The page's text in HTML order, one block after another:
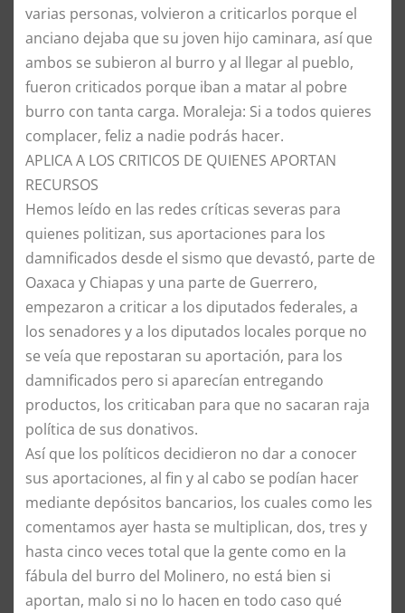
varias personas, volvieron a criticarlos porque el
anciano dejaba que su joven hijo caminara, así que
ambos se subieron al burro y al llegar al pueblo,
fueron criticados porque iban a matar al pobre
burro con tanta carga. Moraleja: Si a todos quieres
complacer, feliz a nadie podrás hacer.
​APLICA A LOS CRITICOS DE QUIENES APORTAN
RECURSOS
​Hemos leído en las redes críticas severas para
quienes politizan, sus aportaciones para los
damnificados desde el sismo que devastó, parte de
Oaxaca y Chiapas y una parte de Guerrero,
empezaron a criticar a los diputados federales, a
los senadores y a los diputados locales porque no
se veía que repostaran su aportación, para los
damnificados pero si aparecían entregando
productos, los criticaban para que no sacaran raja
política de sus donativos.
​Así que los políticos decidieron no dar a conocer
sus aportaciones, al fin y al cabo se podían hacer
mediante depósitos bancarios, los cuales como les
comentamos ayer hasta se multiplican, dos, tres y
hasta cinco veces total que la gente como en la
fábula del burro del Molinero, no está bien si
aportan, malo si no lo hacen en todo caso qué